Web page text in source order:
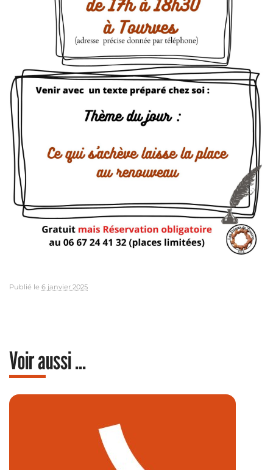
Publié le 6 janvier 2025
Voir aussi ...